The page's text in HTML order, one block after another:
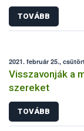
TOVÁBB
2021. február 25.,
Visszavonják a
szereket
TOVÁBB